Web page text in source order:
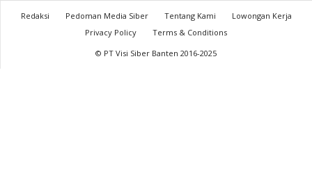
Redaksi Pedoman Media Siber Tentang Kami
Lowongan Kerja
Privacy Policy
Terms & Conditions
© PT Visi Siber Banten 2016-2025